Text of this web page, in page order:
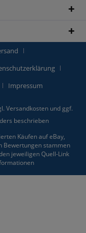
Impressum
Versandkosten und ggf.
beschrieben
Käufen auf eBay,
Bewertungen stammen
jeweiligen Quell-Link